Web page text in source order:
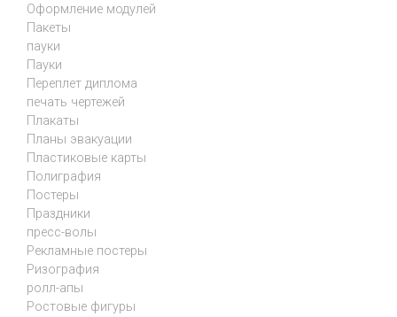
Оформление модулей
Пакеты
пауки
Пауки
Переплет диплома
печать чертежей
Плакаты
Планы эвакуации
Пластиковые карты
Полиграфия
Постеры
Праздники
пресс-волы
Рекламные постеры
Ризография
ролл-апы
Ростовые фигуры